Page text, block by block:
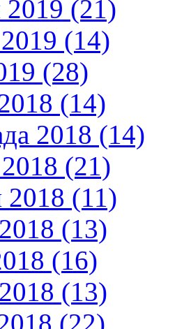
2019 (21)
(14)
(28)
(14)
2018 (14)
(21)
2018 (11)
(13)
(16)
(13)
(22)